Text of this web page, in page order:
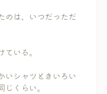
のは、いつだっただ
いる。
いシャツときいろい
くらい。